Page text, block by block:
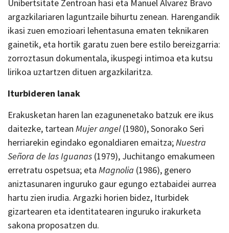
Unibertsitate Zentroan hasi eta Manuel Alvarez Bravo
argazkilariaren laguntzaile bihurtu zenean. Harengandik
ikasi zuen emozioari lehentasuna ematen teknikaren
gainetik, eta hortik garatu zuen bere estilo bereizgarria:
zorroztasun dokumentala, ikuspegi intimoa eta kutsu
lirikoa uztartzen dituen argazkilaritza.
Iturbideren lanak
Erakusketan haren lan ezagunenetako batzuk ere ikus
daitezke, tartean Mujer angel(1980), Sonorako Seri
herriarekin egindako egonaldiaren emaitza;Nuestra
Señora de las Iguanas (1979), Juchitango emakumeen
erretratu ospetsua; eta Magnolia (1986), genero
aniztasunaren inguruko gaur egungo eztabaidei aurrea
hartu zien irudia. Argazki horien bidez, Iturbidek
gizartearen eta identitatearen inguruko irakurketa
sakona proposatzen du.